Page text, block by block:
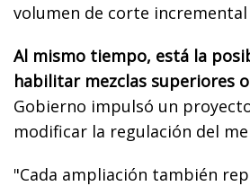
volumen de corte incremental
Al mismo tiempo, está la
habilitar mezclas superiores
Gobierno impulsó un
modificar la regulación del
"Cada ampliación también